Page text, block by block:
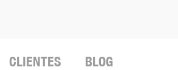
CLIENTES BLOG